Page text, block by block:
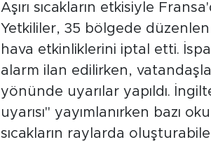
Aşırı sıcakların etkisiyle
Yetkililer, 35 bölgede
hava etkinliklerini iptal etti.
alarm ilan edilirken,
yönünde uyarılar yapıldı.
uyarısı" yayımlanırken bazı
sıcakların raylarda